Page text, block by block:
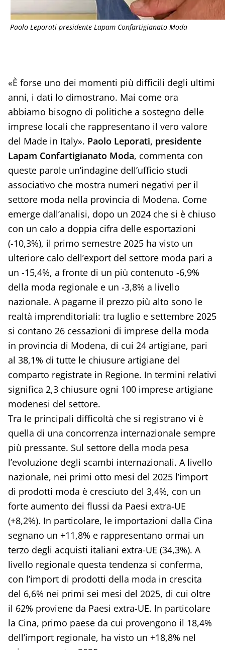
Paolo Leporati presidente Lapam Confartigianato Moda
«È forse uno dei momenti più difficili degli ultimi
anni, i dati lo dimostrano. Mai come ora
abbiamo bisogno di politiche a sostegno delle
imprese locali che rappresentano il vero valore
del Made in Italy». Paolo Leporati, presidente
Lapam Confartigianato Moda, commenta con
queste parole un’indagine dell’ufficio studi
associativo che mostra numeri negativi per il
settore moda nella provincia di Modena. Come
emerge dall’analisi, dopo un 2024 che si è chiuso
con un calo a doppia cifra delle esportazioni
(-10,3%), il primo semestre 2025 ha visto un
ulteriore calo dell’export del settore moda pari a
un -15,4%, a fronte di un più contenuto -6,9%
della moda regionale e un -3,8% a livello
nazionale. A pagarne il prezzo più alto sono le
realtà imprenditoriali: tra luglio e settembre 2025
si contano 26 cessazioni di imprese della moda
in provincia di Modena, di cui 24 artigiane, pari
al 38,1% di tutte le chiusure artigiane del
comparto registrate in Regione. In termini relativi
significa 2,3 chiusure ogni 100 imprese artigiane
modenesi del settore.
Tra le principali difficoltà che si registrano vi è
quella di una concorrenza internazionale sempre
più pressante. Sul settore della moda pesa
l’evoluzione degli scambi internazionali. A livello
nazionale, nei primi otto mesi del 2025 l’import
di prodotti moda è cresciuto del 3,4%, con un
forte aumento dei flussi da Paesi extra-UE
(+8,2%). In particolare, le importazioni dalla Cina
segnano un +11,8% e rappresentano ormai un
terzo degli acquisti italiani extra-UE (34,3%). A
livello regionale questa tendenza si conferma,
con l’import di prodotti della moda in crescita
del 6,6% nei primi sei mesi del 2025, di cui oltre
il 62% proviene da Paesi extra-UE. In particolare
la Cina, primo paese da cui provengono il 18,4%
dell’import regionale, ha visto un +18,8% nel